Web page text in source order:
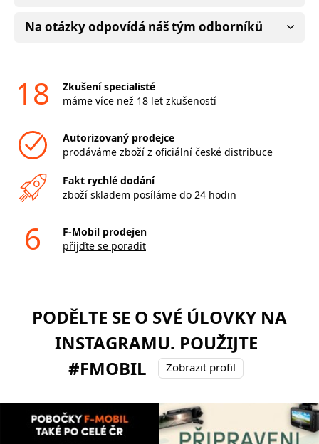
Na otázky odpovídá náš tým odborníků
18
Zkušení specialisté
máme více než 18 let zkušeností
Autorizovaný prodejce
prodáváme zboží z oficiální české distribuce
Fakt rychlé dodání
zboží skladem posíláme do 24 hodin
6
F-Mobil prodejen
přijďte se poradit
PODĚLTE SE O SVÉ ÚLOVKY NA
INSTAGRAMU. POUŽIJTE
#FMOBIL
Zobrazit profil